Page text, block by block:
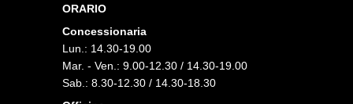
ORARIO
Concessionaria
Lun.: 14.30-19.00
Mar. - Ven.: 9.00-12.30 / 14.30-19.00
Sab.: 8.30-12.30 / 14.30-18.30